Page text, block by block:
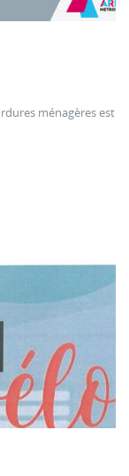
ménagères est